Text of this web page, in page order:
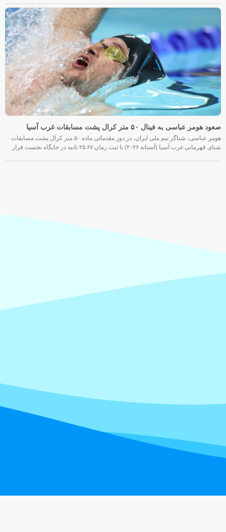
صعود هومر عباسی به فینال ۵۰ متر کرال پشت مسابقات غرب آسیا
هومر عباسی، شناگر تیم ملی ایران، در دور مقدماتی ماده ۵۰ متر کرال پشت مسابقات
شنای قهرمانی غرب آسیا (آستانه ۲۰۲۶) با ثبت زمان ۲۵.۶۷ ثانیه در جایگاه نخست قرار